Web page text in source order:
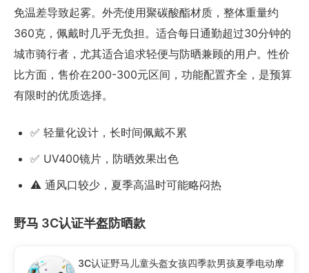
免温差导致起雾。外壳使用聚碳酸酯材质，整体重量约
360克，佩戴时几乎无负担。适合每日通勤超过30分钟的
城市骑行者，尤其适合追求轻便与防晒兼顾的用户。性价
比方面，售价在200-300元区间，功能配置齐全，是预算
有限时的优质选择。
✅ 轻量化设计，长时间佩戴不累
✅ UV400镜片，防晒效果出色
⚠️ 通风口较少，夏季高温时可能略闷热
野马 3C认证半盔防晒款
3C认证野马儿童头盔女孩四季款男孩夏季电动摩